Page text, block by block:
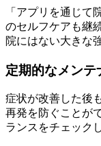
「アプリを通じて
のセルフケアも継
院にはない大きな
定期的なメン
症状が改善した後
再発を防ぐことが
ランスをチェック